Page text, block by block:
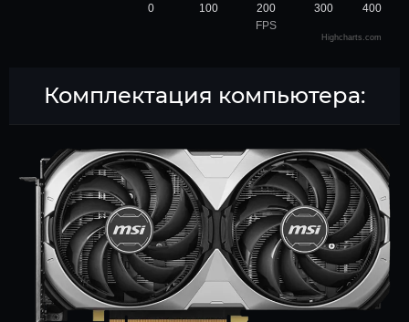
FPS
0 100 200 300 400
Highcharts.com
Комплектация компьютера: